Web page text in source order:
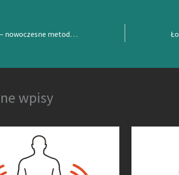
Ostroga piętowa – nowoczesne metody wsparcia w Gdyni
wpisy